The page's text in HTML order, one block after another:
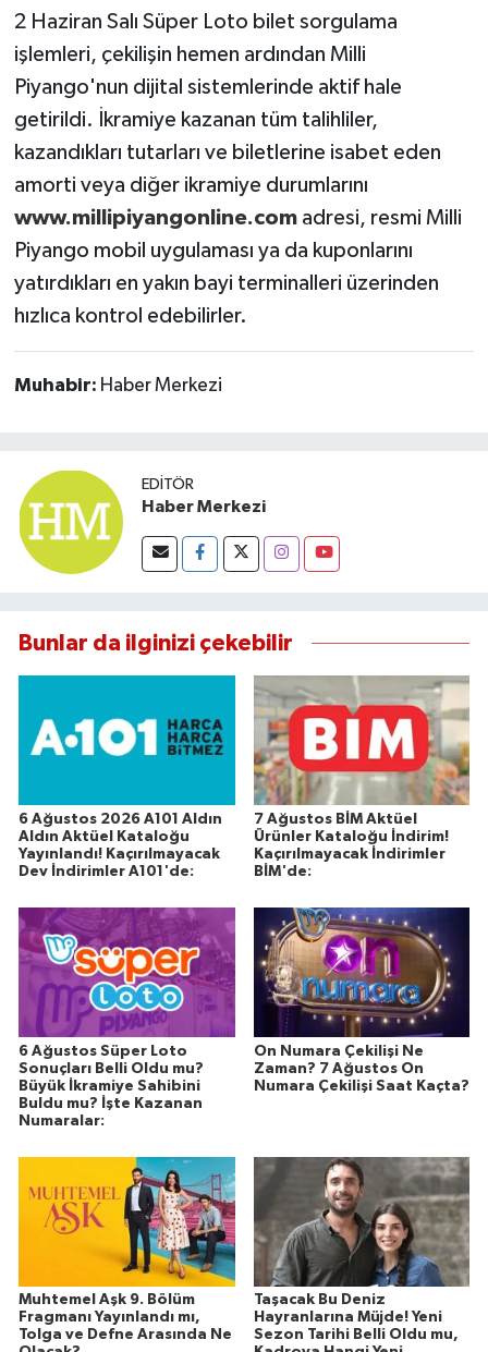
2 Haziran Salı Süper Loto bilet sorgulama
işlemleri, çekilişin hemen ardından Milli
Piyango'nun dijital sistemlerinde aktif hale
getirildi. İkramiye kazanan tüm talihliler,
kazandıkları tutarları ve biletlerine isabet eden
amorti veya diğer ikramiye durumlarını
www.millipiyangonline.comadresi, resmi Milli
Piyango mobil uygulaması ya da kuponlarını
yatırdıkları en yakın bayi terminalleri üzerinden
hızlıca kontrol edebilirler.
Muhabir: Haber Merkezi
EDITÖR
Haber Merkezi
Bunlar da ilginizi çekebilir
6 Ağustos 2026 A101 Aldın
Aldın Aktüel Kataloğu
Yayınlandı! Kaçırılmayacak
Dev İndirimler A101'de:
7 Ağustos BİM Aktüel
Ürünler Kataloğu İndirim!
Kaçırılmayacak İndirimler
BİM'de:
6 Ağustos Süper Loto
Sonuçları Belli Oldu mu?
Büyük İkramiye Sahibini
Buldu mu? İşte Kazanan
Numaralar:
On Numara Çekilişi Ne
Zaman? 7 Ağustos On
Numara Çekilişi Saat Kaçta?
Muhtemel Aşk 9. Bölüm
Fragmanı Yayınlandı mı,
Tolga ve Defne Arasında Ne
Taşacak Bu Deniz
Hayranlarına Müjde! Yeni
Sezon Tarihi Belli Oldu mu,
TEKNOLOJİ
TÜRKİYE
VİZYONDAKİLER